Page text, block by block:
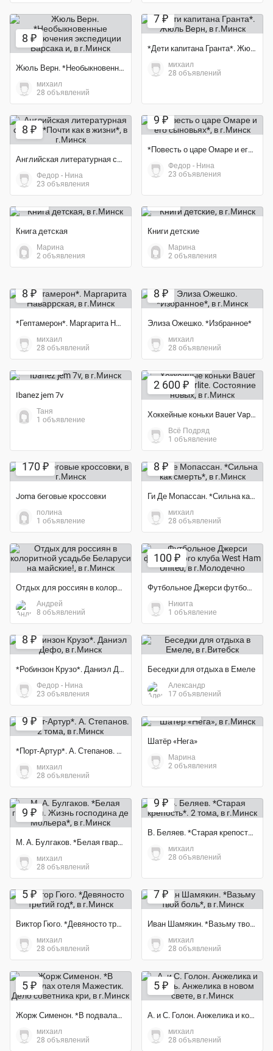
8 ₽
Жюль Верн. *Необыкновенные приключения экспедиции Барсака и
михаил
28 объявлений
7 ₽
*Дети капитана Гранта*. Жюль Верн
михаил
28 объявлений
8 ₽
Английская литературная сказка. *Почти как в жизни*
Федор - Нина
23 объявления
9 ₽
*Повесть о царе Омаре и его сыновьях*
Федор - Нина
23 объявления
Книга детская
Марина
2 объявления
Книги детские
Марина
2 объявления
8 ₽
*Гептамерон*. Маргарита Наваррская
михаил
28 объявлений
8 ₽
Элиза Ожешко. *Избранное*
михаил
28 объявлений
Ibanez jem 7v
Таня
1 объявление
2 600 ₽
Хоккейные коньки Bauer Vapor Hyp2rlite. Состояние новых
Всё Подряд
1 объявление
170 ₽
Joma беговые кроссовки
полина
1 объявление
8 ₽
Ги Де Мопассан. *Сильна как смерть*
михаил
28 объявлений
Отдых для россиян в колоритной усадьбе Беларуси на майские!
Андрей
8 объявлений
100 ₽
Футбольное Джерси футбольного клуба West Ham United
Никита
1 объявление
8 ₽
*Робинзон Крузо*. Даниэл Дефо
Федор - Нина
23 объявления
Беседки для отдыха в Емеле
Александр
17 объявлений
9 ₽
*Порт-Артур*. А. Степанов. 2 тома
михаил
28 объявлений
Шатёр «Нега»
Марина
2 объявления
9 ₽
М. А. Булгаков. *Белая гвардия. Жизнь господина де Мольера*
михаил
28 объявлений
9 ₽
В. Беляев. *Старая крепость*. 2 тома
михаил
28 объявлений
5 ₽
Виктор Гюго. *Девяносто третий год*
михаил
28 объявлений
7 ₽
Иван Шамякин. *Вазьму твой боль*
михаил
28 объявлений
5 ₽
Жорж Сименон. *В подвалах отеля Мажестик. Дело советника кри
михаил
28 объявлений
5 ₽
А. и С. Голон. Анжелика и король. Анжелика в новом свете
михаил
28 объявлений